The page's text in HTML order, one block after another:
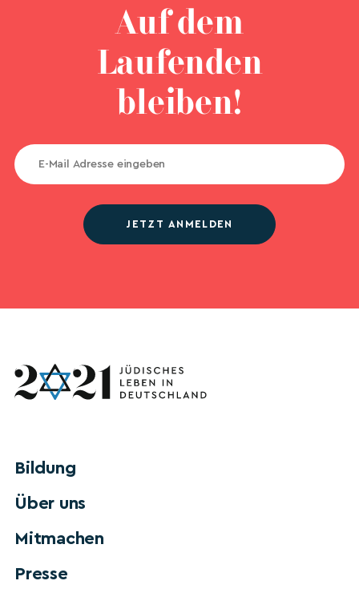
Auf dem
Laufenden
bleiben!
JETZT ANMELDEN
Bildung
Über uns
Mitmachen
Presse